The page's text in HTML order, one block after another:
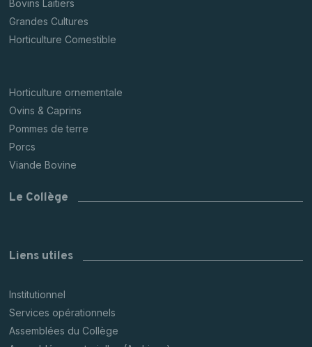
Bovins Laitiers
Grandes Cultures
Horticulture Comestible
Horticulture ornementale
Ovins & Caprins
Pommes de terre
Porcs
Viande Bovine
Le Collège
Liens utiles
Institutionnel
Services opérationnels
Assemblées du Collège